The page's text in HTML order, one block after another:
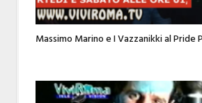
Massimo Marino e I Vazzanikki al Pride